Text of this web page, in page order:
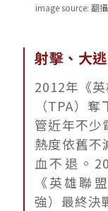
image source: 翻
射擊、大
2012年《
（TPA）
管近年不少
熱度依舊不
血不退。
《英雄聯
強）最終決